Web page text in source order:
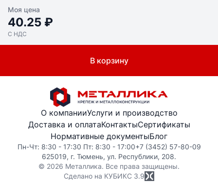
Моя цена
40.25 ₽
С НДС
В корзину
О компанииУслуги и производство
Доставка и оплатаКонтактыСертификаты
Нормативные документыБлог
Пн-Чт: 8:30 - 17:30 Пт: 8:30 - 17:00+7 (3452) 57-80-09
625019, г. Тюмень, ул. Республики, 208.
© 2026 Металлика. Все права защищены.
Сделано на КУБИКС 3.9